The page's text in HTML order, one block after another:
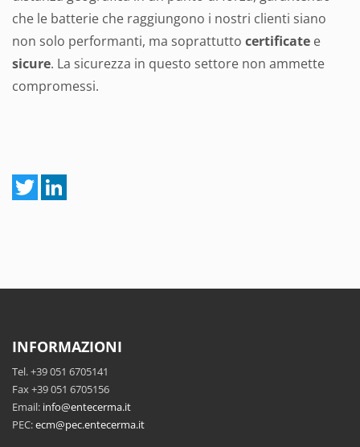
che le batterie che raggiungono i nostri clienti siano
non solo performanti, ma soprattutto certificate e
sicure. La sicurezza in questo settore non ammette
compromessi.
INFORMAZIONI
Tel. +39 051 6705141
Fax +39 051 6705156
Email: info@entecerma.it
PEC:ecm@pec.entecerma.it